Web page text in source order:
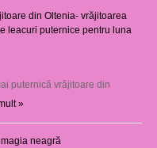
din Oltenia- vrăjitoarea
leacuri puternice pentru luna
puternică vrăjitoare din
»
neagră